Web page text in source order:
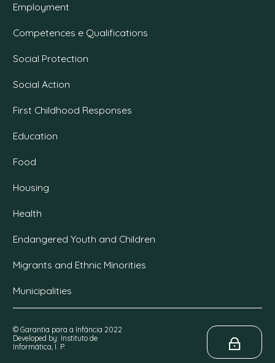
Employment
Competences e Qualifications
Social Protection
Social Action
First Childhood Responses
Education
Food
Housing
Health
Endangered Youth and Children
Migrants and Ethnic Minorities
Municipalities
© Garantia para a Infância 2022
Developed by: Instituto de
Informática, I. P.